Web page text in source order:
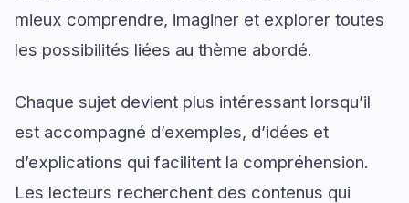
mieux comprendre, imaginer et explorer toutes
les possibilités liées au thème abordé.
Chaque sujet devient plus intéressant lorsqu’il
est accompagné d’exemples, d’idées et
d’explications qui facilitent la compréhension.
Les lecteurs recherchent des contenus qui